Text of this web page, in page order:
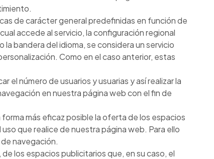
de carácter general predefinidas en función de
accede al servicio, la configuración regional
bandera del idioma, se considera un servicio
Como en el caso anterior, estas
número de usuarios y usuarias y así realizar la
en nuestra página web con el fin de
más eficaz posible la oferta de los espacios
que realice de nuestra página web. Para ello
navegación.
los espacios publicitarios que, en su caso, el